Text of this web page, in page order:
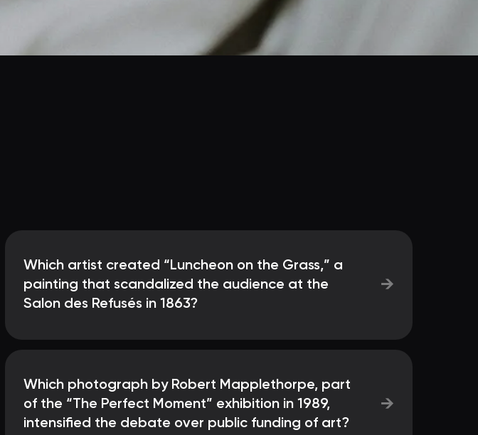
Which artist created “Luncheon on the Grass,” a
painting that scandalized the audience at the
Salon des Refusés in 1863?
→
Which photograph by Robert Mapplethorpe, part
of the “The Perfect Moment” exhibition in 1989,
intensified the debate over public funding of art?
→